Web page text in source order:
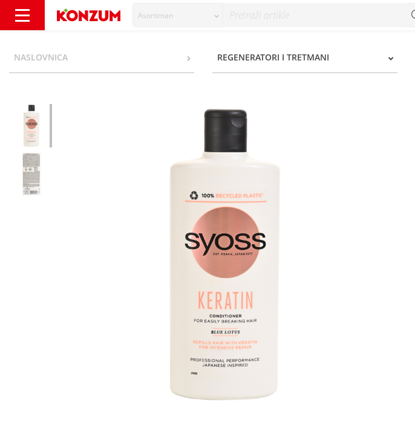
Asortiman
NASLOVNICA REGENERATORI I TRETMANI